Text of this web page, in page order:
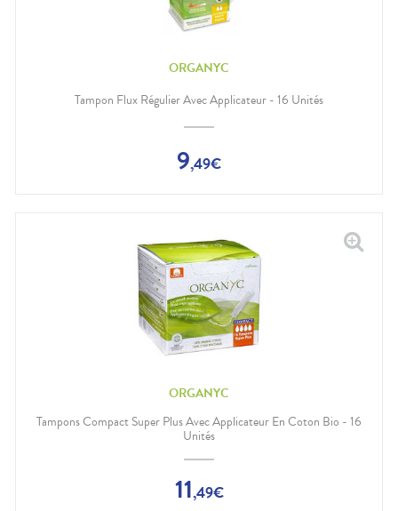
ORGANYC
Tampon Flux Régulier Avec Applicateur - 16 Unités
9,49€
ORGANYC
Tampons Compact Super Plus Avec Applicateur En Coton Bio - 16
Unités
11,49€